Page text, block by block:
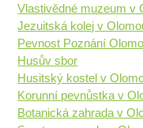
Vlastivědné muzeum v
Jezuitská kolej v
Pevnost Poznání
Husův sbor
Husitský kostel v
Korunní pevnůstka v
Botanická zahrada v